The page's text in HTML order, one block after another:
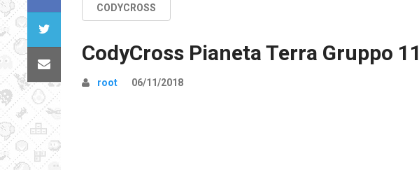
CODYCROSS
CodyCross Pianeta Terra Gruppo 11
root 06/11/2018